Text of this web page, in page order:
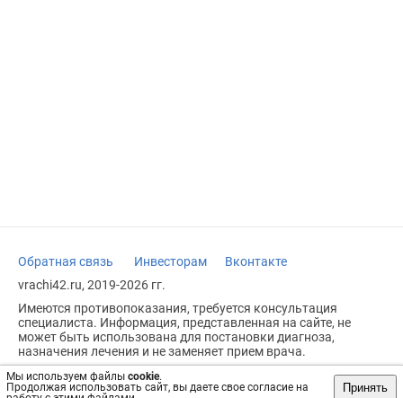
Мы используем файлы cookie.
Продолжая использовать сайт, вы даете свое согласие на
Принять
Обратная связь Инвесторам
Вконтакте
vrachi42.ru, 2019-2026 гг.
Имеются противопоказания, требуется консультация
специалиста. Информация, представленная на сайте, не
может быть использована для постановки диагноза,
назначения лечения и не заменяет прием врача.
Возрастное ограничение: 18+